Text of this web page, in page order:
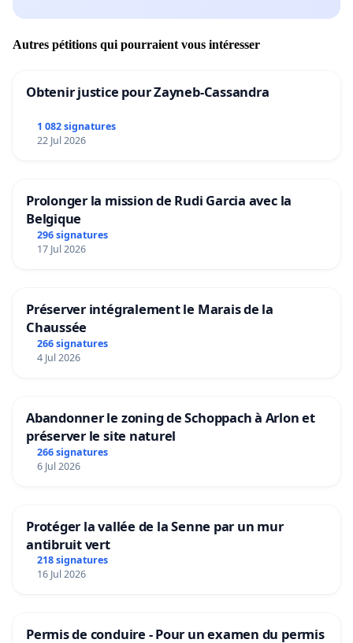
Autres pétitions qui pourraient vous intéresser
Obtenir justice pour Zayneb-Cassandra
1 082 signatures
22 Jul 2026
Prolonger la mission de Rudi Garcia avec la
Belgique
296 signatures
17 Jul 2026
Préserver intégralement le Marais de la
Chaussée
266 signatures
4 Jul 2026
Abandonner le zoning de Schoppach à Arlon et
préserver le site naturel
266 signatures
6 Jul 2026
Protéger la vallée de la Senne par un mur
antibruit vert
218 signatures
16 Jul 2026
Permis de conduire - Pour un examen du permis